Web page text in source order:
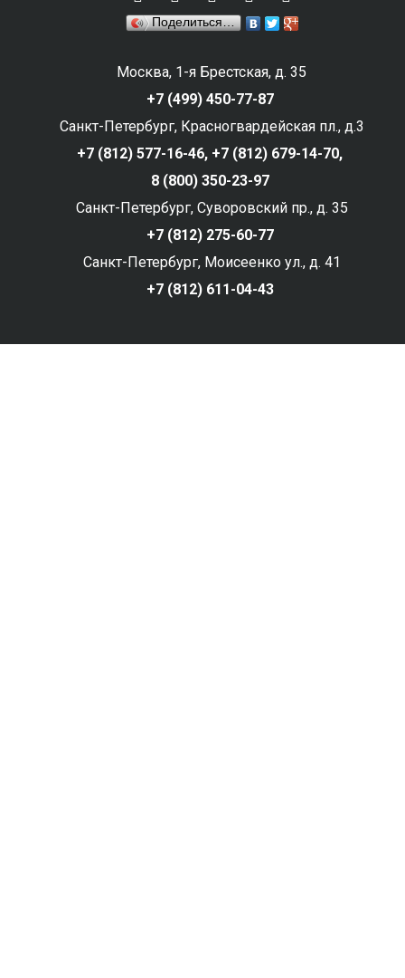
Поделиться…
Москва, 1-я Брестская, д. 35
+7 (499) 450-77-87
Санкт-Петербург, Красногвардейская пл., д.3
+7 (812) 577-16-46, +7 (812) 679-14-70,
8 (800) 350-23-97
Санкт-Петербург, Суворовский пр., д. 35
+7 (812) 275-60-77
Санкт-Петербург, Моисеенко ул., д. 41
+7 (812) 611-04-43